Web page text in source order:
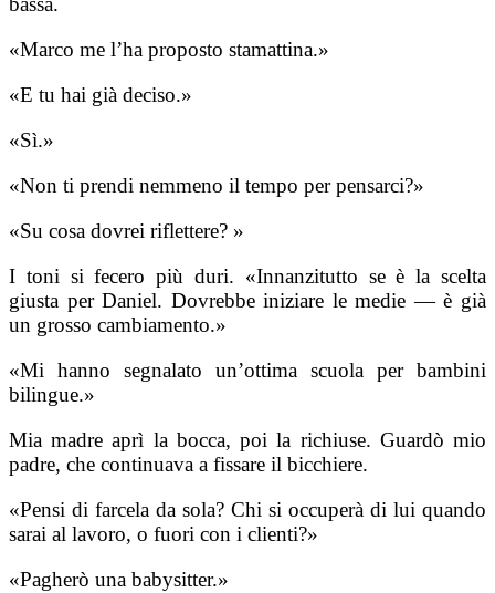
«Marco me l’ha proposto stamattina.»
«E tu hai già deciso.»
«Sì.»
«Non ti prendi nemmeno il tempo per pensarci?»
«Su cosa dovrei riflettere? »
I toni si fecero più duri. «Innanzitutto se è la scelta
giusta per Daniel. Dovrebbe iniziare le medie — è già
un grosso cambiamento.»
«Mi hanno segnalato un’ottima scuola per bambini
bilingue.»
Mia madre aprì la bocca, poi la richiuse. Guardò mio
padre, che continuava a fissare il bicchiere.
«Pensi di farcela da sola? Chi si occuperà di lui quando
sarai al lavoro, o fuori con i clienti?»
«Pagherò una babysitter.»